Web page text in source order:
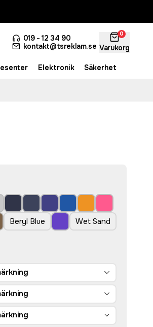
019 - 12 34 90
kontakt@tsreklam.se
0
Varukorg
Elektronik Säkerhet
Beryl Blue Wet Sand